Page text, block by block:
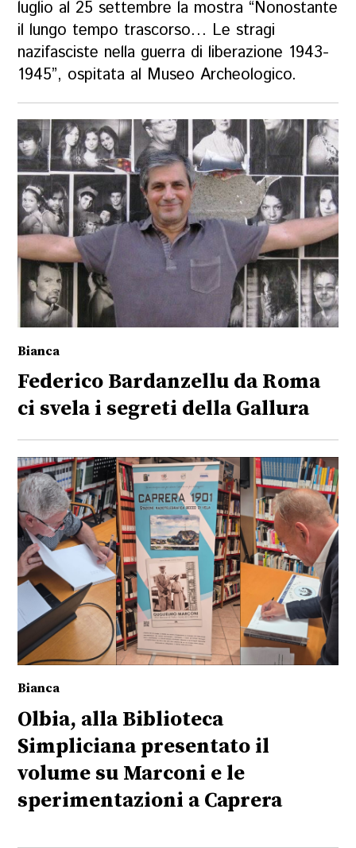
luglio al 25 settembre la mostra “Nonostante
il lungo tempo trascorso… Le stragi
nazifasciste nella guerra di liberazione 1943-
1945”, ospitata al Museo Archeologico.
Bianca
Federico Bardanzellu da Roma
ci svela i segreti della Gallura
Bianca
Olbia, alla Biblioteca
Simpliciana presentato il
volume su Marconi e le
sperimentazioni a Caprera